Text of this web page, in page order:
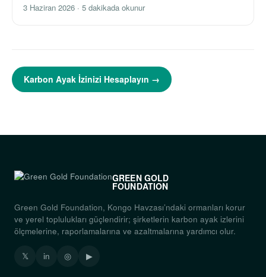
3 Haziran 2026 · 5 dakikada okunur
Karbon Ayak İzinizi Hesaplayın →
GREEN GOLD
FOUNDATION
Green Gold Foundation, Kongo Havzası’ndaki ormanları korur
ve yerel toplulukları güçlendirir; şirketlerin karbon ayak izlerini
ölçmelerine, raporlamalarına ve azaltmalarına yardımcı olur.
𝕏 in ◎ ▶